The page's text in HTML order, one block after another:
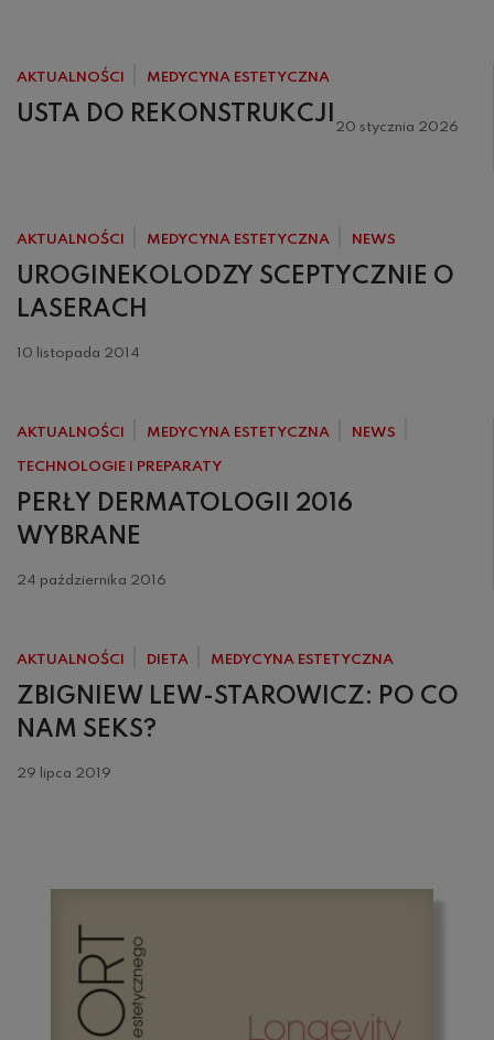
AKTUALNOŚCI MEDYCYNA ESTETYCZNA
USTA DO REKONSTRUKCJI
20 stycznia 2026
AKTUALNOŚCI MEDYCYNA ESTETYCZNA NEWS
UROGINEKOLODZY SCEPTYCZNIE O
LASERACH
10 listopada 2014
AKTUALNOŚCI MEDYCYNA ESTETYCZNA NEWS
TECHNOLOGIE I PREPARATY
PERŁY DERMATOLOGII 2016
WYBRANE
24 października 2016
AKTUALNOŚCI DIETA MEDYCYNA ESTETYCZNA
ZBIGNIEW LEW-STAROWICZ: PO CO
NAM SEKS?
29 lipca 2019